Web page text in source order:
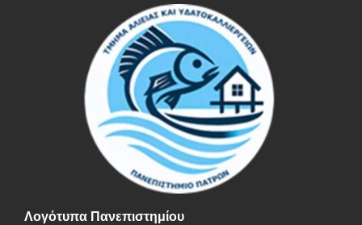
Λογότυπα Πανεπιστημίου